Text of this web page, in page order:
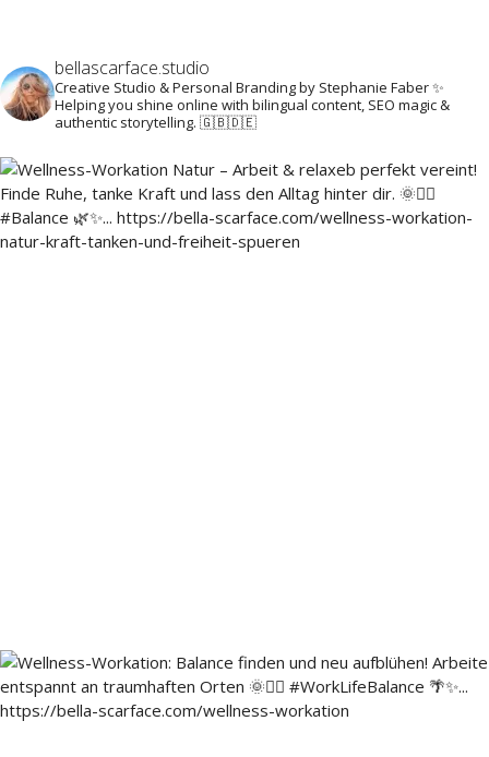
bellascarface.studio
Creative Studio & Personal Branding by Stephanie Faber ✨
Helping you shine online with bilingual content, SEO magic &
authentic storytelling. 🇬🇧🇩🇪